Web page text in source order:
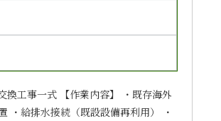
換工事一式 【作業内容】 ・既存海外
・給排水接続（既設設備再利用） ・